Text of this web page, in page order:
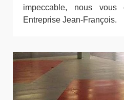
impeccable, nous vous
Entreprise Jean-François.